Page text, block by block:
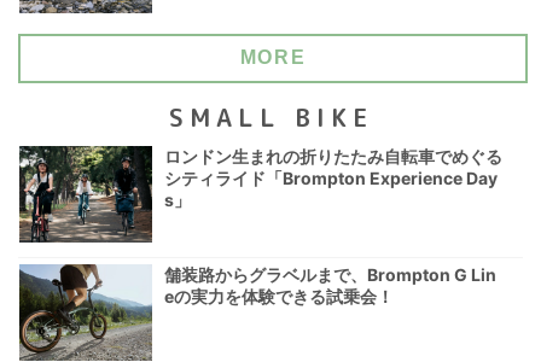
MORE
SMALL BIKE
ロンドン生まれの折りたたみ自転車でめぐる
シティライド「Brompton Experience Day
s」
舗装路からグラベルまで、Brompton G Lin
eの実力を体験できる試乗会！